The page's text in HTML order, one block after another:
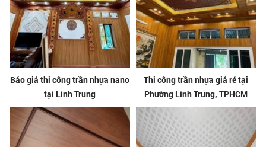
Báo giá thi công trần nhựa nano
tại Linh Trung
Thi công trần nhựa giá rẻ tại
Phường Linh Trung, TPHCM